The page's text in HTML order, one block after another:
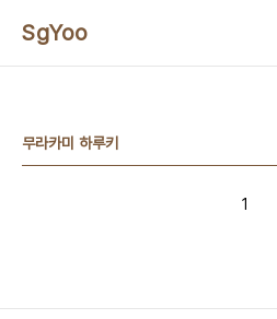
SgYoo
무라카미 하루키
1